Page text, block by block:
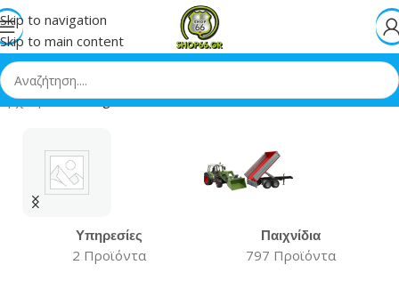
Skip to navigation
Skip to main content
Αρχική»Samsung
Υπηρεσίες
2 Προϊόντα
Παιχνίδια
797 Προϊόντα